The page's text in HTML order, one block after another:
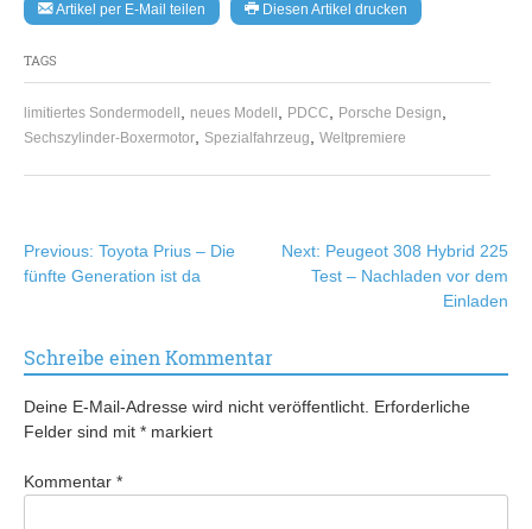
Artikel per E-Mail teilen Diesen Artikel drucken
TAGS
limitiertes Sondermodell neues Modell PDCC Porsche Design
Sechszylinder-Boxermotor Spezialfahrzeug Weltpremiere
Beitragsnavigation
Previous: Toyota Prius – Die
fünfte Generation ist da
Next: Peugeot 308 Hybrid 225
Test – Nachladen vor dem
Einladen
Schreibe einen Kommentar
Deine E-Mail-Adresse wird nicht veröffentlicht. Erforderliche
Felder sind mit * markiert
Kommentar *